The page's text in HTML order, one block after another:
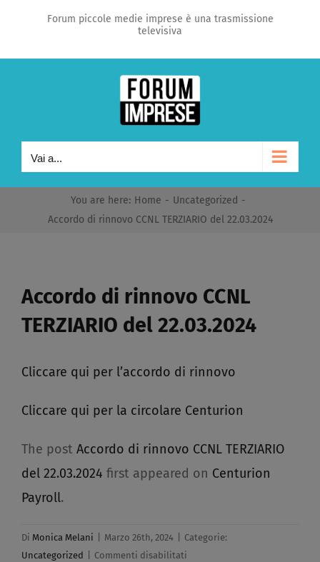
contenuto
Forum piccole medie imprese è una trasmissione
televisiva
Vai a...
You are here: Home - Uncategorized -
Accordo di rinnovo CCNL TERZIARIO del 22.03.2024​
Accordo di rinnovo CCNL
TERZIARIO del 22.03.2024​
Cliccare qui per l’accordo di rinnovo
Cliccare qui per la circolare Centurion
The post Accordo di rinnovo CCNL TERZIARIO
del 22.03.2024 first appeared on Centurion
Payroll.
Di Monica Melani Marzo 26th, 2024
Categorie:
Uncategorized
Commenti disabilitati